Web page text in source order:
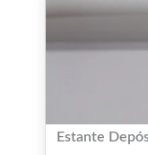
Estante